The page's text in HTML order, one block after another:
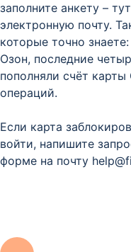
заполните анкету –
электронную почту.
которые точно
Озон, последние
пополняли счёт
операций.
Если карта
войти, напишите
форме на почту